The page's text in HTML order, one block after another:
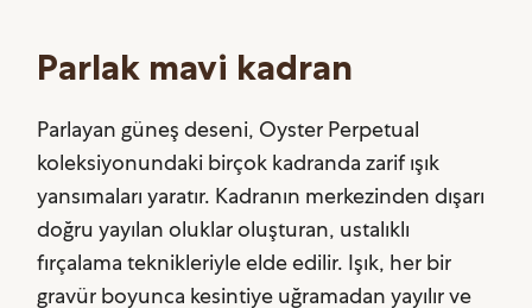
Parlak mavi kadran
Parlayan güneş deseni, Oyster Perpetual
koleksiyonundaki birçok kadranda zarif ışık
yansımaları yaratır. Kadranın merkezinden dışarı
doğru yayılan oluklar oluşturan, ustalıklı
fırçalama teknikleriyle elde edilir. Işık, her bir
gravür boyunca kesintiye uğramadan yayılır ve